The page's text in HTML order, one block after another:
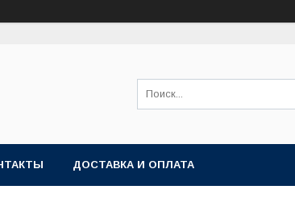
ДОСТАВКА И ОПЛАТА